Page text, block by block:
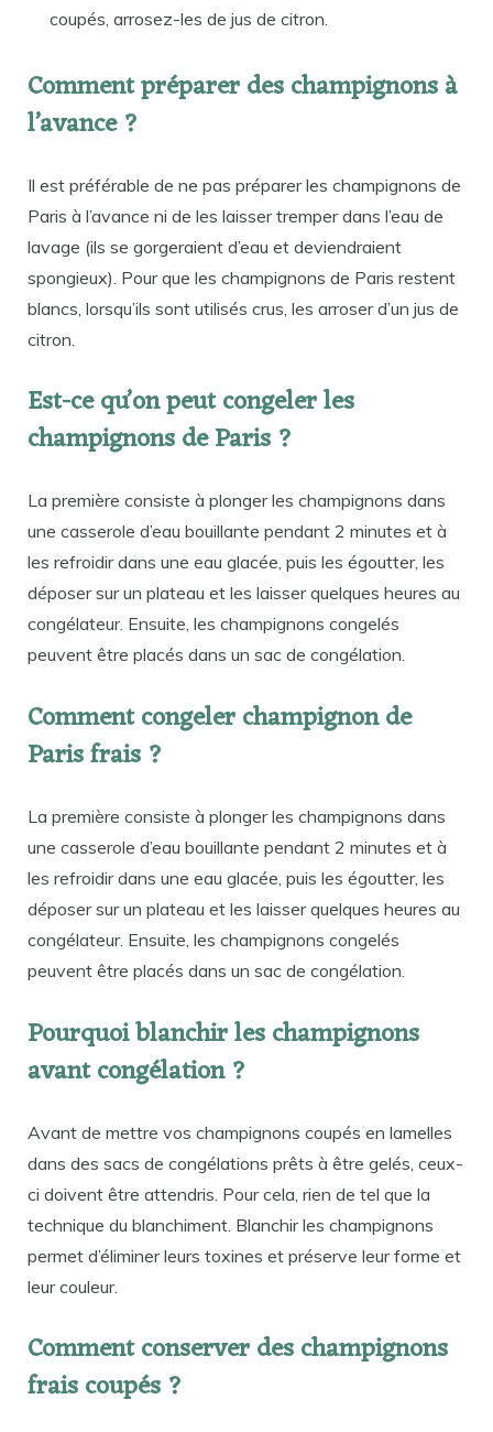
coupés, arrosez-les de jus de citron.
Comment préparer des champignons à
l’avance ?
Il est préférable de ne pas préparer les champignons de
Paris à l’avance ni de les laisser tremper dans l’eau de
lavage (ils se gorgeraient d’eau et deviendraient
spongieux). Pour que les champignons de Paris restent
blancs, lorsqu’ils sont utilisés crus, les arroser d’un jus de
citron.
Est-ce qu’on peut congeler les
champignons de Paris ?
La première consiste à plonger les champignons dans
une casserole d’eau bouillante pendant 2 minutes et à
les refroidir dans une eau glacée, puis les égoutter, les
déposer sur un plateau et les laisser quelques heures au
congélateur. Ensuite, les champignons congelés
peuvent être placés dans un sac de congélation.
Comment congeler champignon de
Paris frais ?
La première consiste à plonger les champignons dans
une casserole d’eau bouillante pendant 2 minutes et à
les refroidir dans une eau glacée, puis les égoutter, les
déposer sur un plateau et les laisser quelques heures au
congélateur. Ensuite, les champignons congelés
peuvent être placés dans un sac de congélation.
Pourquoi blanchir les champignons
avant congélation ?
Avant de mettre vos champignons coupés en lamelles
dans des sacs de congélations prêts à être gelés, ceux-
ci doivent être attendris. Pour cela, rien de tel que la
technique du blanchiment. Blanchir les champignons
permet d’éliminer leurs toxines et préserve leur forme et
leur couleur.
Comment conserver des champignons
frais coupés ?